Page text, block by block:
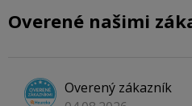
Overené našimi
Overený zákazník